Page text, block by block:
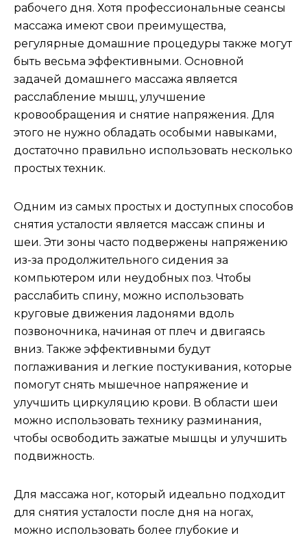
рабочего дня. Хотя профессиональные сеансы
массажа имеют свои преимущества,
регулярные домашние процедуры также могут
быть весьма эффективными. Основной
задачей домашнего массажа является
расслабление мышц, улучшение
кровообращения и снятие напряжения. Для
этого не нужно обладать особыми навыками,
достаточно правильно использовать несколько
простых техник.
Одним из самых простых и доступных способов
снятия усталости является массаж спины и
шеи. Эти зоны часто подвержены напряжению
из-за продолжительного сидения за
компьютером или неудобных поз. Чтобы
расслабить спину, можно использовать
круговые движения ладонями вдоль
позвоночника, начиная от плеч и двигаясь
вниз. Также эффективными будут
поглаживания и легкие постукивания, которые
помогут снять мышечное напряжение и
улучшить циркуляцию крови. В области шеи
можно использовать технику разминания,
чтобы освободить зажатые мышцы и улучшить
подвижность.
Для массажа ног, который идеально подходит
для снятия усталости после дня на ногах,
можно использовать более глубокие и